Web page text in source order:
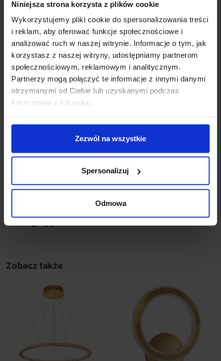
Niniejsza strona korzysta z plików cookie
Wykorzystujemy pliki cookie do spersonalizowania treści
i reklam, aby oferować funkcje społecznościowe i
analizować ruch w naszej witrynie. Informacje o tym, jak
korzystasz z naszej witryny, udostępniamy partnerom
społecznościowym, reklamowym i analitycznym.
Partnerzy mogą połączyć te informacje z innymi danymi
otrzymanymi od Ciebie lub uzyskanymi podczas
korzystania z ich usług.
Zezwól na wszystkie
Spersonalizuj
Odmowa
Opis
Parametry:
średnica (mm): 250
wysokość (mm): 260
głębokość (mm): 80
źródło w zestawie: LED 20 W, 1276 lm, 3000K
kolor lampy: złoty i odcienie złota
materiał: aluminium/akryl
IP: 20
Zobacz także